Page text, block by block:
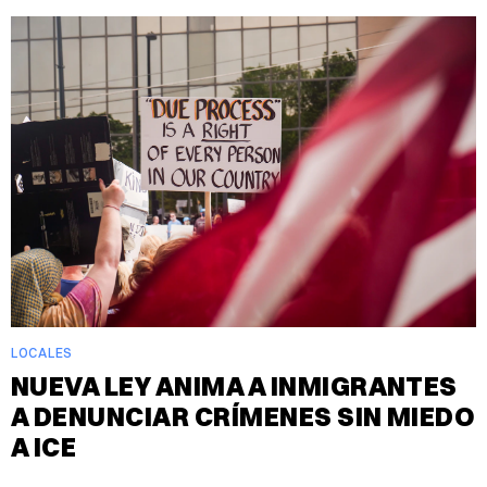
LOCALES
NUEVA LEY ANIMA A INMIGRANTES
A DENUNCIAR CRÍMENES SIN MIEDO
A ICE